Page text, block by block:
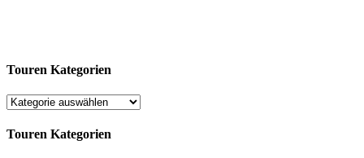
Touren Kategorien
Touren Kategorien